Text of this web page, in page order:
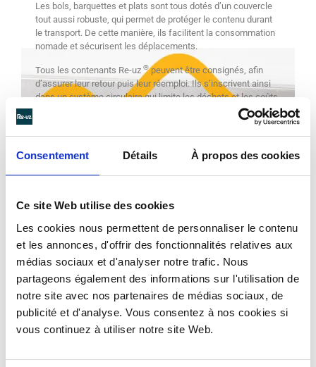
Consentement Détails À propos des cookies
Ce site Web utilise des cookies
Les cookies nous permettent de personnaliser le contenu
et les annonces, d'offrir des fonctionnalités relatives aux
médias sociaux et d'analyser notre trafic. Nous
partageons également des informations sur l'utilisation de
notre site avec nos partenaires de médias sociaux, de
publicité et d'analyse. Vous consentez à nos cookies si
vous continuez à utiliser notre site Web.
Les bols, barquettes et plats sont tous dotés d’un couvercle
tout aussi robuste, qui permet de protéger le contenu durant
le transport. De cette manière, ils facilitent la consommation
nomade et sécurisent les déplacements.
Tous les contenants Re-uz ®peuvent être consignés, afin
d’assurer leur retour puis leur réemploi. Ils s’inscrivent ainsi
dans un système circulaire qui limite les déchets et les coûts.
illustre parfaitement ce modèle : les
contenants circulent au sein d’un réseau de restaurateurs et
commerçants, encourageant l’engagement des
consommateurs.